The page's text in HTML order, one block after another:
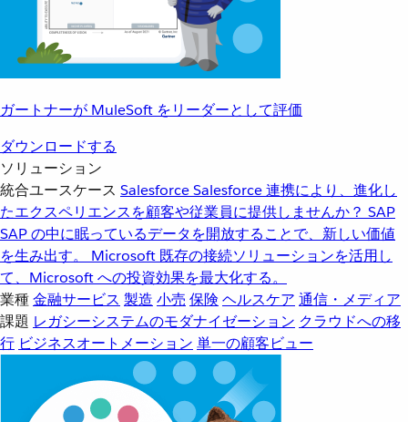
ガートナーが MuleSoft をリーダーとして評価
ダウンロードする
ソリューション
統合ユースケース SalesforceSalesforce 連携により、進化し
たエクスペリエンスを顧客や従業員に提供しませんか？ SAP
SAP の中に眠っているデータを開放することで、新しい価値
を生み出す。
Microsoft 既存の接続ソリューションを活用し
て、Microsoft への投資効果を最大化する。
業種金融サービス 製造 小売 保険 ヘルスケア 通信・メディア
課題 レガシーシステムのモダナイゼーション クラウドへの移
行 ビジネスオートメーション 単一の顧客ビュー